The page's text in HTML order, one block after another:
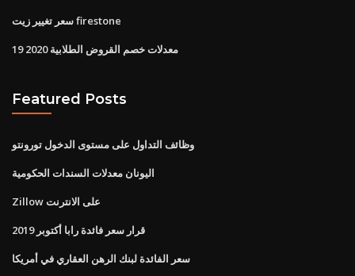
سعر تغيير زيت firestone
معدلات خصم القروض الطلابية 2020 19
Featured Posts
وظائف التداول على مستوى الدخول تورونتو
اليونان معدلات السندات الحكومية
Zillow على الانترنت
قرار سعر فائدة رابا أكتوبر 2019
سعر الفائدة لبنك الرهن العقاري في أمريكا